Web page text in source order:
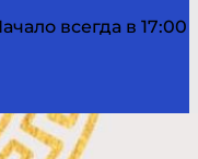
всегда в 17:00